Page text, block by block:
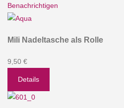
Benachrichtigen
Mili Nadeltasche als Rolle
9,50 €
Details